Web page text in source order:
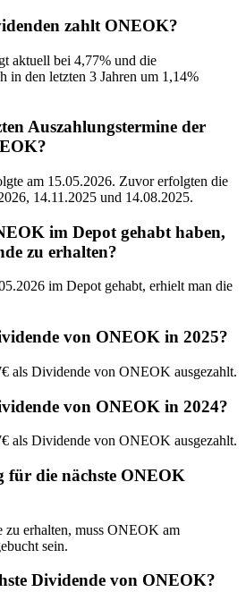
zahlt ONEOK?
aktuell bei 4,77% und die
in den letzten 3 Jahren um 1,14%
Auszahlungstermine der
am 15.05.2026. Zuvor erfolgten die
14.11.2025 und 14.08.2025.
im Depot gehabt haben,
zu erhalten?
im Depot gehabt, erhielt man die
von ONEOK in 2025?
als Dividende von ONEOK ausgezahlt.
von ONEOK in 2024?
als Dividende von ONEOK ausgezahlt.
für die nächste ONEOK
zu erhalten, muss ONEOK am
sein.
Dividende von ONEOK?